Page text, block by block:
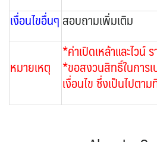
เงื่อนไขอื่นๆ สอบถามเพิ่มเติม
หมายเหตุ
*ค่าเปิดเหล้าและไวน์
*ขอสงวนสิทธิ์ในการ
เงื่อนไข ซึ่งเป็นไปตา